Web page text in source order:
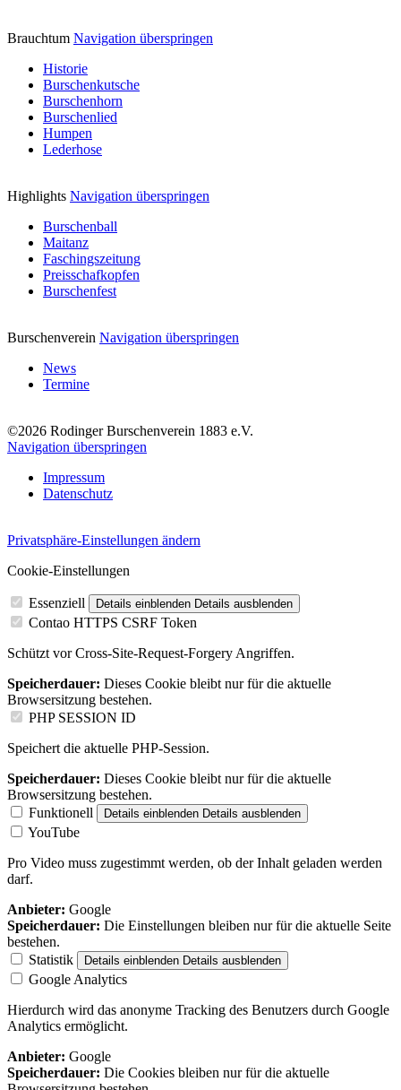
Brauchtum Navigation überspringen
Historie
Burschenkutsche
Burschenhorn
Burschenlied
Humpen
Lederhose
Highlights Navigation überspringen
Burschenball
Maitanz
Faschingszeitung
Preisschafkopfen
Burschenfest
Burschenverein Navigation überspringen
News
Termine
©2026 Rodinger Burschenverein 1883 e.V.
Navigation überspringen
Impressum
Datenschutz
Privatsphäre-Einstellungen ändern
Cookie-Einstellungen
Essenziell Details einblenden Details ausblenden
Contao HTTPS CSRF Token
Schützt vor Cross-Site-Request-Forgery Angriffen.
Speicherdauer: Dieses Cookie bleibt nur für die aktuelle
Browsersitzung bestehen.
PHP SESSION ID
Speichert die aktuelle PHP-Session.
Speicherdauer: Dieses Cookie bleibt nur für die aktuelle
Browsersitzung bestehen.
Funktionell
Details einblenden Details ausblenden
YouTube
Pro Video muss zugestimmt werden, ob der Inhalt geladen werden
darf.
Anbieter: Google
Speicherdauer: Die Einstellungen bleiben nur für die aktuelle Seite
bestehen.
Statistik
Details einblenden Details ausblenden
Google Analytics
Hierdurch wird das anonyme Tracking des Benutzers durch Google
Analytics ermöglicht.
Anbieter: Google
Speicherdauer: Die Cookies bleiben nur für die aktuelle